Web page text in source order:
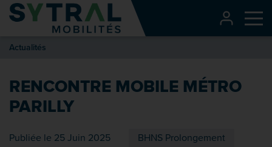
Contenu
Entête de page
Recherche
Pied de page
Actualités
RENCONTRE MOBILE MÉTRO
PARILLY
Publiée le 25 Juin 2025 BHNS Prolongement